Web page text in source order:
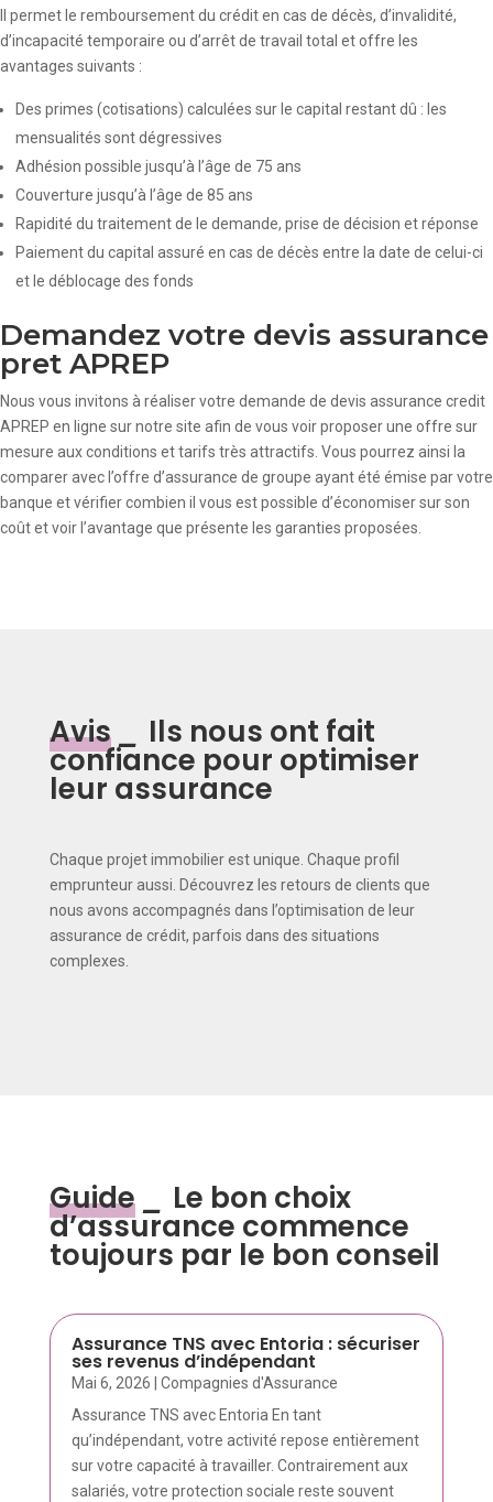
Il permet le remboursement du crédit en cas de décès, d’invalidité,
d’incapacité temporaire ou d’arrêt de travail total et offre les
avantages suivants :
Des primes (cotisations) calculées sur le capital restant dû : les
mensualités sont dégressives
Adhésion possible jusqu’à l’âge de 75 ans
Couverture jusqu’à l’âge de 85 ans
Rapidité du traitement de le demande, prise de décision et réponse
Paiement du capital assuré en cas de décès entre la date de celui-ci
et le déblocage des fonds
Demandez votre devis assurance
pret APREP
Nous vous invitons à réaliser votre demande de devis assurance credit
APREP en ligne sur notre site afin de vous voir proposer une offre sur
mesure aux conditions et tarifs très attractifs. Vous pourrez ainsi la
comparer avec l’offre d’assurance de groupe ayant été émise par votre
banque et vérifier combien il vous est possible d’économiser sur son
coût et voir l’avantage que présente les garanties proposées.
Avis _ Ils nous ont fait
confiance pour optimiser
leur assurance
Chaque projet immobilier est unique. Chaque profil
emprunteur aussi. Découvrez les retours de clients que
nous avons accompagnés dans l’optimisation de leur
assurance de crédit, parfois dans des situations
complexes.
Guide _ Le bon choix
d’assurance commence
toujours par le bon conseil
Assurance TNS avec Entoria : sécuriser
ses revenus d’indépendant
Mai 6, 2026
Compagnies d'Assurance
Assurance TNS avec Entoria En tant
qu’indépendant, votre activité repose entièrement
sur votre capacité à travailler. Contrairement aux
salariés, votre protection sociale reste souvent